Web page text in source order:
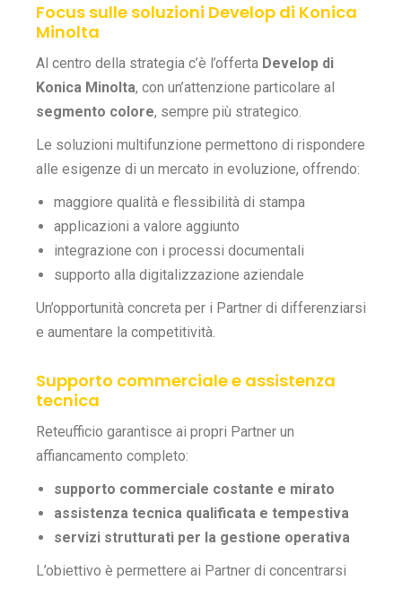
Focus sulle soluzioni Develop di Konica
Minolta
Al centro della strategia c’è l’offerta Develop di
Konica Minolta, con un’attenzione particolare al
segmento colore, sempre più strategico.
Le soluzioni multifunzione permettono di rispondere
alle esigenze di un mercato in evoluzione, offrendo:
maggiore qualità e flessibilità di stampa
applicazioni a valore aggiunto
integrazione con i processi documentali
supporto alla digitalizzazione aziendale
Un’opportunità concreta per i Partner di differenziarsi
e aumentare la competitività.
Supporto commerciale e assistenza
tecnica
Reteufficio garantisce ai propri Partner un
affiancamento completo:
supporto commerciale costante e mirato
assistenza tecnica qualificata e tempestiva
servizi strutturati per la gestione operativa
L’obiettivo è permettere ai Partner di concentrarsi